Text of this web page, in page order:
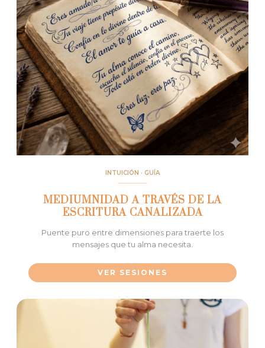
INTUICIÓN · GUÍA
MEDIUMNIDAD A TRAVÉS DE LA
ESCRITURA CANALIZADA
Puente puro entre dimensiones para traerte los
mensajes que tu alma necesita.
VER SESIONES